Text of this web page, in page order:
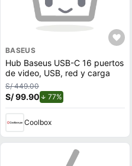
BASEUS
Hub Baseus USB-C 16 puertos
de video, USB, red y carga
S/ 449.00
S/ 99.90 77%
Coolbox